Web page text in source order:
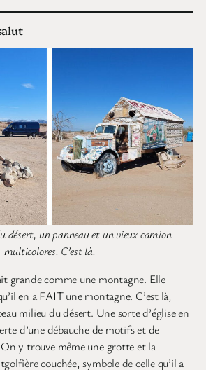
désert, un panneau et un vieux camion
multicolores. C’est là.
grande comme une montagne. Elle
en a FAIT une montagne. C’est là,
milieu du désert. Une sorte d’église en
d’une débauche de motifs et de
y trouve même une grotte et la
couchée, symbole de celle qu’il a